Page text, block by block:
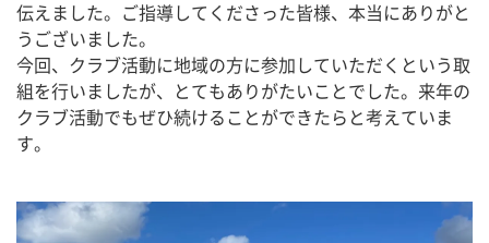
伝えました。ご指導してくださった皆様、本当にありがと
うございました。
今回、クラブ活動に地域の方に参加していただくという取
組を行いましたが、とてもありがたいことでした。来年の
クラブ活動でもぜひ続けることができたらと考えていま
す。